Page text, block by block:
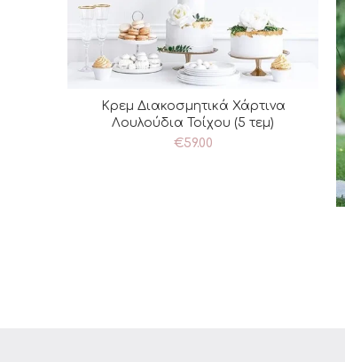
ΠΡΟΣΘΉΚΗ ΣΤΟ ΚΑΛΆΘΙ
Κρεμ Διακοσμητικά Χάρτινα
Λουλούδια Τοίχου (5 τεμ)
€59.00